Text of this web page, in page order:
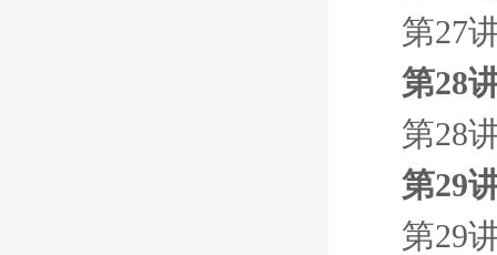
第27
第28
第28
第29
第29